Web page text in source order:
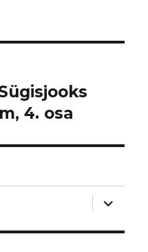
4. osa
laienda